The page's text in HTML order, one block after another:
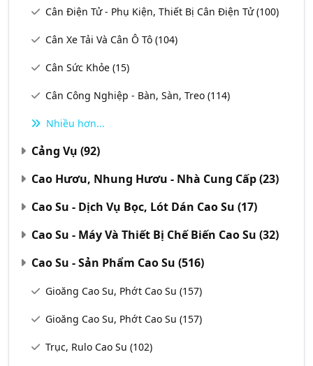
Cân Điện Tử - Phụ Kiện, Thiết Bị Cân Điện Tử(100)
Cân Xe Tải Và Cân Ô Tô (104)
Cân Sức Khỏe (15)
Cân Công Nghiệp - Bàn, Sàn, Treo (114)
Nhiều hơn...
Cảng Vụ (92)
Cao Hươu, Nhung Hươu - Nhà Cung Cấp(23)
Cao Su - Dịch Vụ Bọc, Lót Dán Cao Su (17)
Cao Su - Máy Và Thiết Bị Chế Biến Cao Su (32)
Cao Su - Sản Phẩm Cao Su (516)
Gioăng Cao Su, Phớt Cao Su (157)
Gioăng Cao Su, Phớt Cao Su (157)
Trục, Rulo Cao Su (102)